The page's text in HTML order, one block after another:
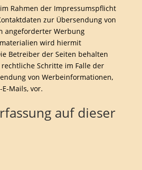
Rahmen der Impressumspflicht
zur Übersendung von
angeforderter Werbung
wird hiermit
Betreiber der Seiten behalten
Schritte im Falle der
von Werbeinformationen,
Mails, vor.
auf dieser